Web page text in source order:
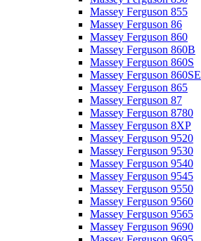
Massey Ferguson 855
Massey Ferguson 86
Massey Ferguson 860
Massey Ferguson 860B
Massey Ferguson 860S
Massey Ferguson 860SE
Massey Ferguson 865
Massey Ferguson 87
Massey Ferguson 8780
Massey Ferguson 8XP
Massey Ferguson 9520
Massey Ferguson 9530
Massey Ferguson 9540
Massey Ferguson 9545
Massey Ferguson 9550
Massey Ferguson 9560
Massey Ferguson 9565
Massey Ferguson 9690